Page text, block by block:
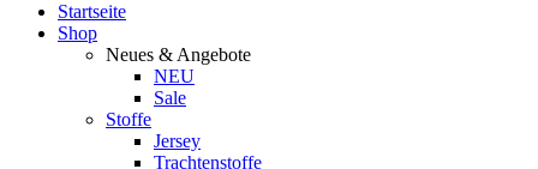
Startseite
Shop
Neues & Angebote
NEU
Sale
Stoffe
Jersey
Trachtenstoffe